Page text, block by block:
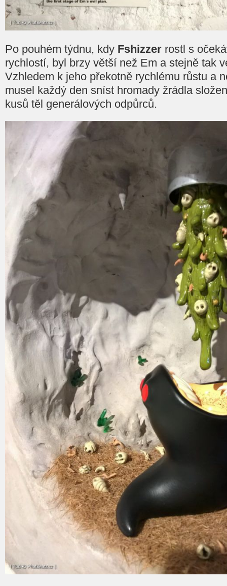
Po pouhém týdnu, kdy Fshizzer rostl s
rychlostí, byl brzy větší než Em a stejně tak
Vzhledem k jeho překotně rychlému růstu a
musel každý den sníst hromady žrádla
kusů těl generálových odpůrců.